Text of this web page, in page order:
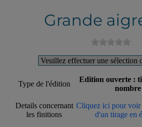
Grande
Type de l'édition
Edition ouverte :
Details concernant
les finitions
Cliquez ici pour voir
d'un tirage en